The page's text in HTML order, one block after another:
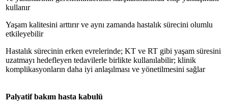
kullanır
Yaşam kalitesini arttırır ve aynı zamanda hastalık sürecini olumlu
etkileyebilir
Hastalık sürecinin erken evrelerinde; KT ve RT gibi yaşam süresini
uzatmayı hedefleyen tedavilerle birlikte kullanılabilir; klinik
komplikasyonların daha iyi anlaşılması ve yönetilmesini sağlar
Palyatif bakım hasta kabulü